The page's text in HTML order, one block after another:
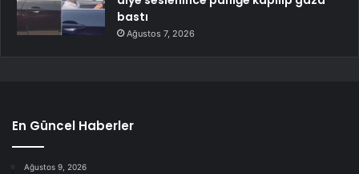
bastı
Ağustos 7, 2026
En Güncel Haberler
Ağustos 9, 2026